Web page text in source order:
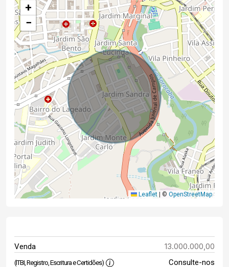
+
−
Leaflet | © OpenStreetMap
Venda 13.000.000,00
(ITBI, Registro, Escritura e Certidões) Consulte-nos